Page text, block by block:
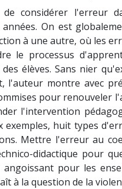
considérer l'erreur
On est
à une autre, où les
le processus
élèves. Sans nier
l'auteur montre avec
pour renouveler
l'intervention
exemples, huit types
Mettre l'erreur au
didactique pour
pour les
à la question de la